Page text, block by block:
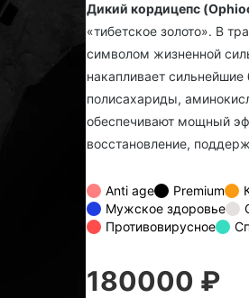
Дикий кордицепс
«тибетское золото». В
символом жизненной
накапливает
полисахариды,
обеспечивают мощный
восстановление,
Anti age Premium
Мужское здоровье
Противовирусное
180000 ₽